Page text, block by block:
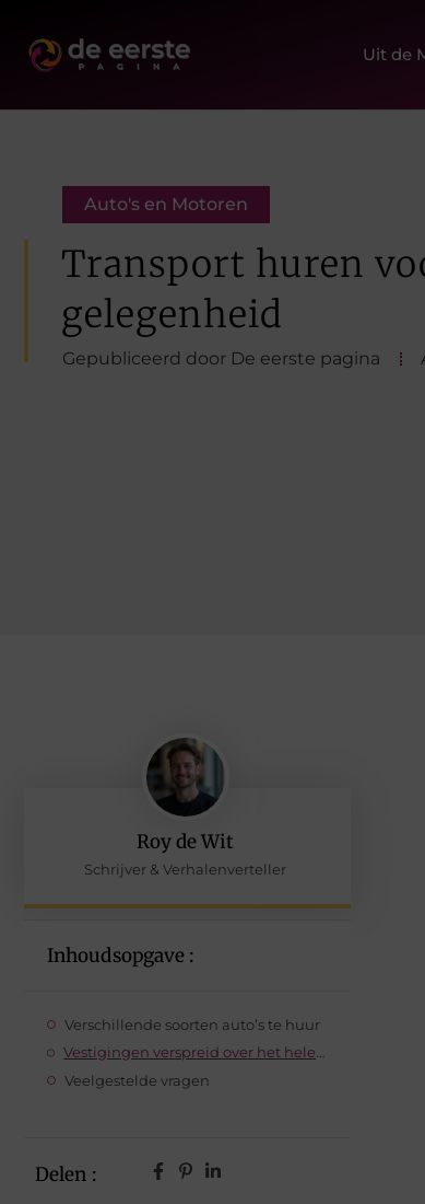
Uit de
Auto's en Motoren
Transport huren
gelegenheid
Gepubliceerd door De eerste pagina
Roy de Wit
Schrijver & Verhalenverteller
Inhoudsopgave :
Verschillende soorten auto’s te huur
Vestigingen verspreid over het hele land
Veelgestelde vragen
Delen :